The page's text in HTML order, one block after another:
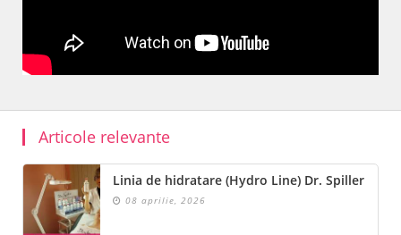
Articole relevante
Linia de hidratare (Hydro Line) Dr. Spiller
08 aprilie, 2026